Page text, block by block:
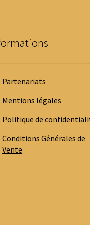
Partenariats
Mentions légales
Politique de
Conditions Générales de
Vente